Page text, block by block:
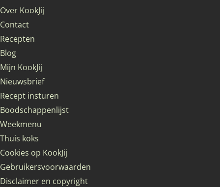
Over KookJij
Contact
Recepten
Blog
Mijn KookJij
Nieuwsbrief
Recept insturen
Boodschappenlijst
Weekmenu
Thuis koks
Cookies op KookJij
Gebruikersvoorwaarden
Disclaimer en copyright